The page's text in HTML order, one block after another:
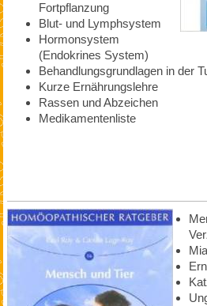
Fortpflanzung
Blut- und Lymphsystem
Hormonsystem
(Endokrines System)
Behandlungsgrundlagen in der
Kurze Ernährungslehre
Rassen und Abzeichen
Medikamentenliste